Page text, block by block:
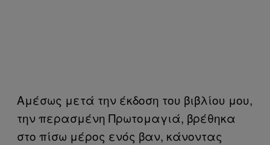
Αμέσως μετά την έκδοση του βιβλίου μου,
την περασμένη Πρωτομαγιά, βρέθηκα
στο πίσω μέρος ενός βαν, κάνοντας